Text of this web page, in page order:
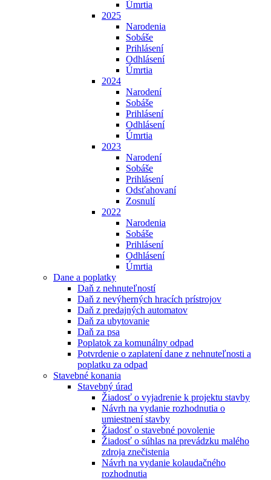
Úmrtia
2025
Narodenia
Sobáše
Prihlásení
Odhlásení
Úmrtia
2024
Narodení
Sobáše
Prihlásení
Odhlásení
Úmrtia
2023
Narodení
Sobáše
Prihlásení
Odsťahovaní
Zosnulí
2022
Narodenia
Sobáše
Prihlásení
Odhlásení
Úmrtia
Dane a poplatky
Daň z nehnuteľností
Daň z nevýherných hracích prístrojov
Daň z predajných automatov
Daň za ubytovanie
Daň za psa
Poplatok za komunálny odpad
Potvrdenie o zaplatení dane z nehnuteľnosti a
poplatku za odpad
Stavebné konania
Stavebný úrad
Žiadosť o vyjadrenie k projektu stavby
Návrh na vydanie rozhodnutia o
umiestnení stavby
Žiadosť o stavebné povolenie
Žiadosť o súhlas na prevádzku malého
zdroja znečistenia
Návrh na vydanie kolaudačného
rozhodnutia